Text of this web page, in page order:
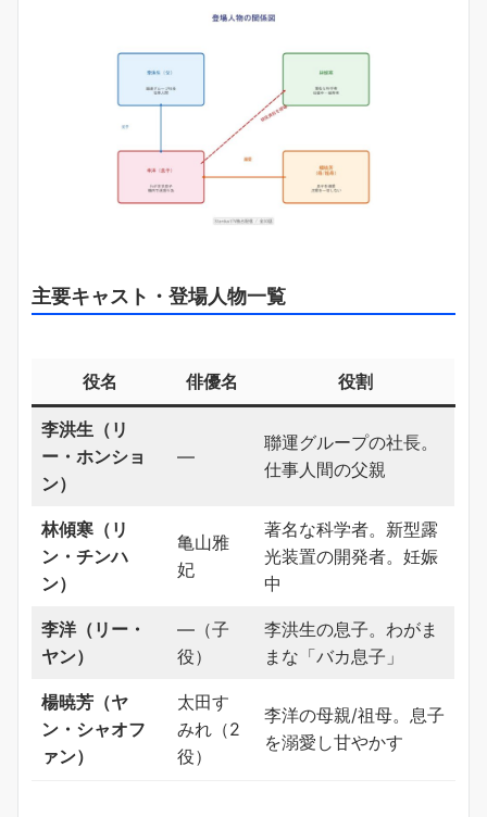
主要キャスト・登場人物一覧
役名 俳優名 役割
李洪生（リ
ー・ホンショ
ン）
―
聯運グループの社長。
仕事人間の父親
林傾寒（リ
ン・チンハ
ン）
亀山雅
妃
著名な科学者。新型露
光装置の開発者。妊娠
中
李洋（リー・
ヤン）
―（子
役）
李洪生の息子。わがま
まな「バカ息子」
楊暁芳（ヤ
ン・シャオフ
ァン）
太田す
みれ（2
役）
李洋の母親/祖母。息子
を溺愛し甘やかす